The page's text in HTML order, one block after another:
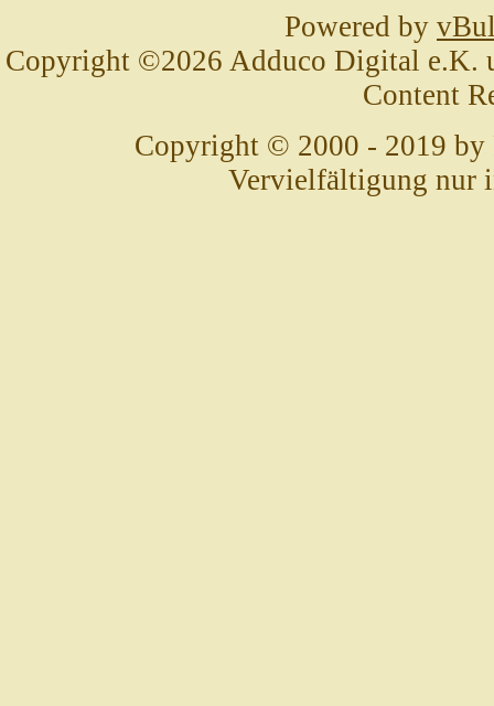
Powered by
Copyright ©2026 Adduco Digital e.K.
Content
Copyright © 2000 - 2019 by
Vervielfältigung nur